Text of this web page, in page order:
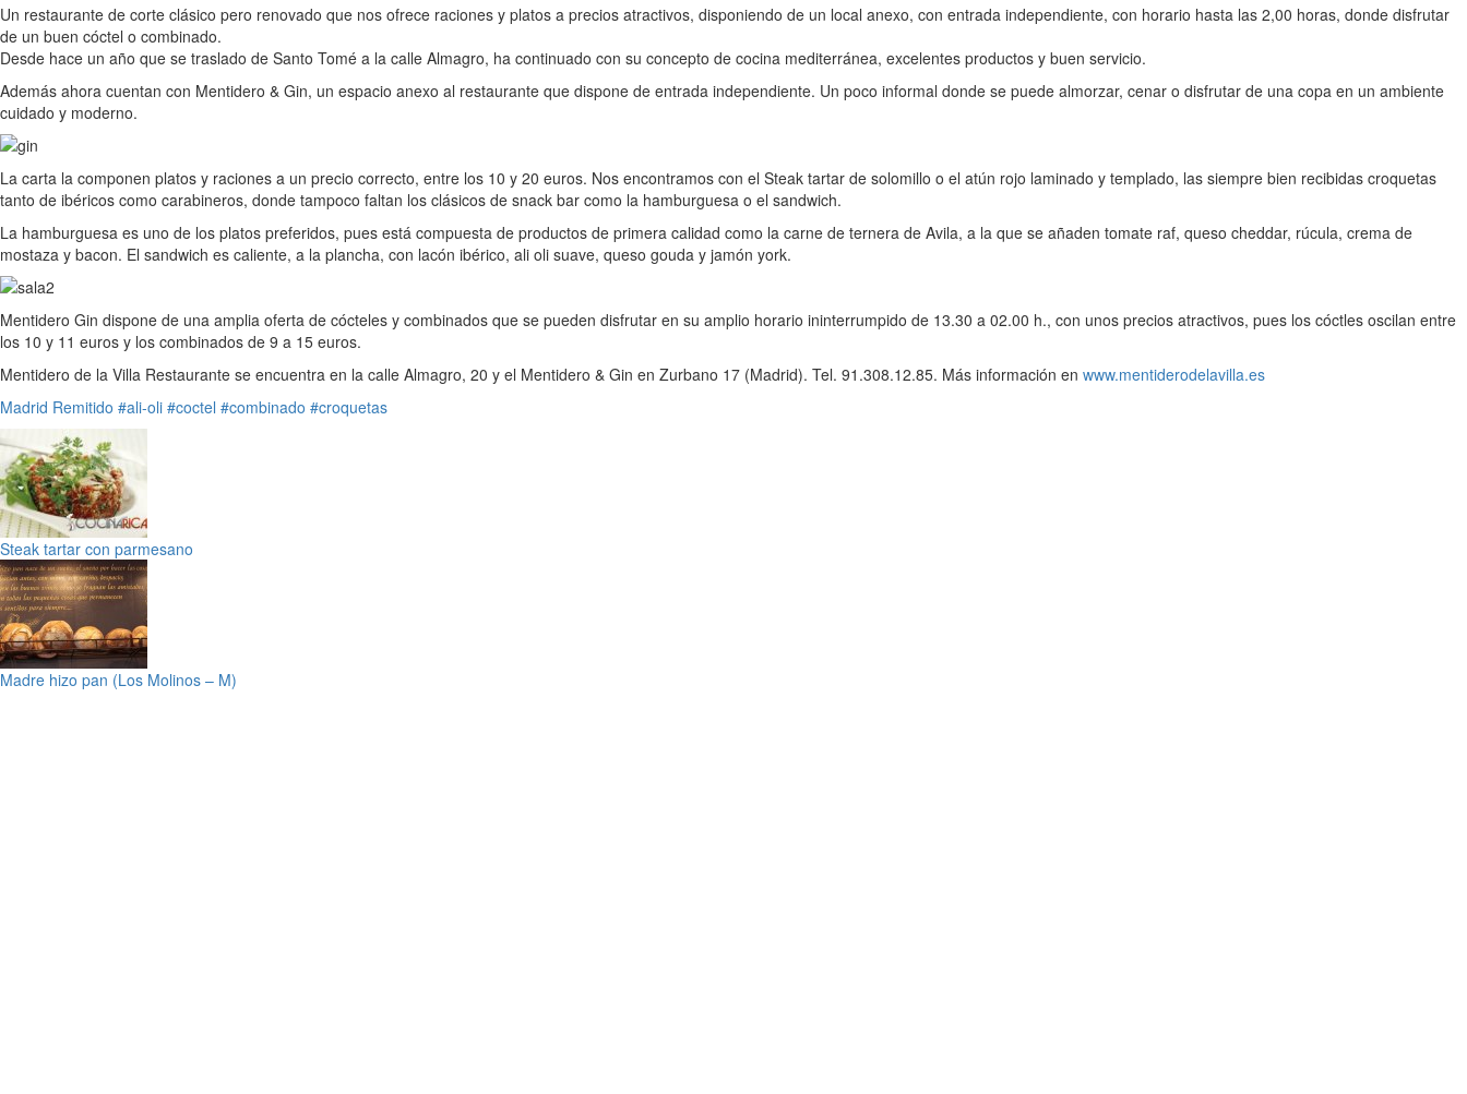
Un restaurante de corte clásico pero renovado que nos ofrece raciones y platos a precios atractivos, disponiendo de un local anexo, con entrada independiente, con horario hasta las 2,00 horas, donde disfrutar
de un buen cóctel o combinado.
Desde hace un año que se traslado de Santo Tomé a la calle Almagro, ha continuado con su concepto de cocina mediterránea, excelentes productos y buen servicio.
Además ahora cuentan con Mentidero & Gin, un espacio anexo al restaurante que dispone de entrada independiente. Un poco informal donde se puede almorzar, cenar o disfrutar de una copa en un ambiente
cuidado y moderno.
La carta la componen platos y raciones a un precio correcto, entre los 10 y 20 euros. Nos encontramos con el Steak tartar de solomillo o el atún rojo laminado y templado, las siempre bien recibidas croquetas
tanto de ibéricos como carabineros, donde tampoco faltan los clásicos de snack bar como la hamburguesa o el sandwich.
La hamburguesa es uno de los platos preferidos, pues está compuesta de productos de primera calidad como la carne de ternera de Avila, a la que se añaden tomate raf, queso cheddar, rúcula, crema de
mostaza y bacon. El sandwich es caliente, a la plancha, con lacón ibérico, ali oli suave, queso gouda y jamón york.
Mentidero Gin dispone de una amplia oferta de cócteles y combinados que se pueden disfrutar en su amplio horario ininterrumpido de 13.30 a 02.00 h., con unos precios atractivos, pues los cóctles oscilan entre
los 10 y 11 euros y los combinados de 9 a 15 euros.
Mentidero de la Villa Restaurante se encuentra en la calle Almagro, 20 y el Mentidero & Gin en Zurbano 17 (Madrid). Tel. 91.308.12.85. Más información en www.mentiderodelavilla.es
Madrid Remitido #ali-oli #coctel #combinado #croquetas
Steak tartar con parmesano
Madre hizo pan (Los Molinos – M)